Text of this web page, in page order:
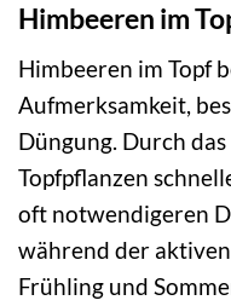
Himbeeren im
Himbeeren im Topf
Aufmerksamkeit,
Düngung. Durch
Topfpflanzen
oft notwendigeren
während der
Frühling und